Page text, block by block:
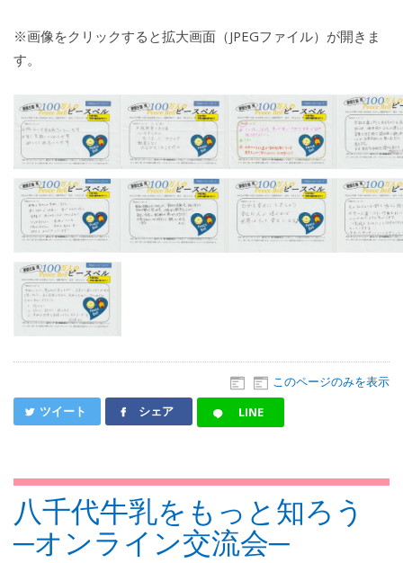
※画像をクリックすると拡大画面（JPEGファイル）が開きま
す。
このページのみを表示
ツイート シェア LINE
八千代牛乳をもっと知ろう
─オンライン交流会─